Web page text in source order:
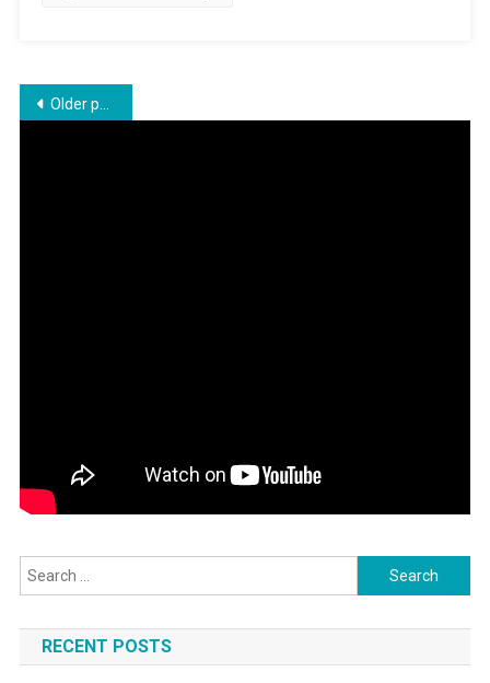
Posts
Older posts
Search
for:
RECENT POSTS